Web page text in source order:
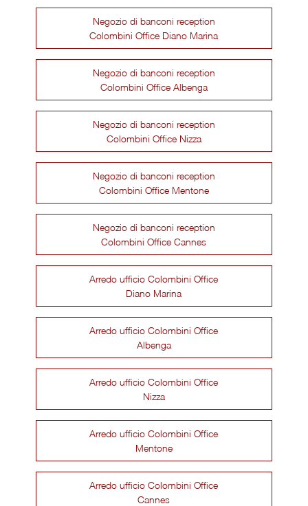
Negozio di banconi reception
Colombini Office Diano Marina
Negozio di banconi reception
Colombini Office Albenga
Negozio di banconi reception
Colombini Office Nizza
Negozio di banconi reception
Colombini Office Mentone
Negozio di banconi reception
Colombini Office Cannes
Arredo ufficio Colombini Office
Diano Marina
Arredo ufficio Colombini Office
Albenga
Arredo ufficio Colombini Office
Nizza
Arredo ufficio Colombini Office
Mentone
Arredo ufficio Colombini Office
Cannes